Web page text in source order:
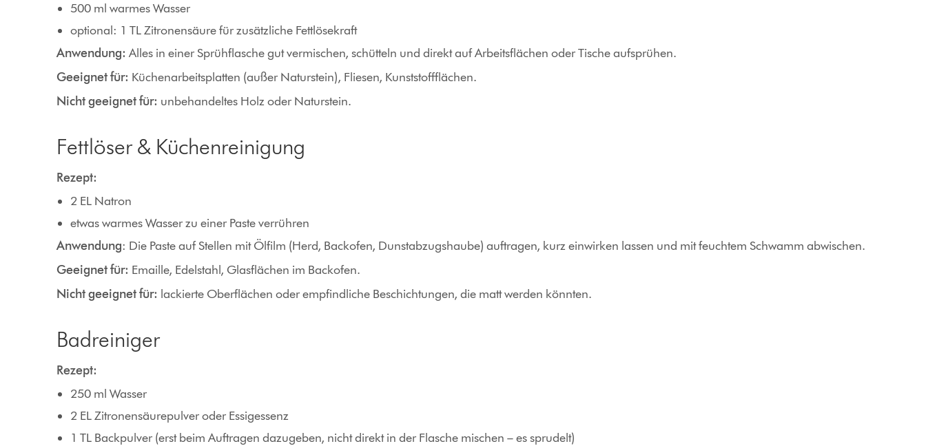
500 ml warmes Wasser
optional: 1 TL Zitronensäure für zusätzliche Fettlösekraft
Anwendung: Alles in einer Sprühflasche gut vermischen, schütteln und direkt auf Arbeitsflächen oder Tische aufsprühen.
Geeignet für: Küchenarbeitsplatten (außer Naturstein), Fliesen, Kunststoffflächen.
Nicht geeignet für: unbehandeltes Holz oder Naturstein.
Fettlöser & Küchenreinigung
Rezept:
2 EL Natron
etwas warmes Wasser zu einer Paste verrühren
Anwendung: Die Paste auf Stellen mit Ölfilm (Herd, Backofen, Dunstabzugshaube) auftragen, kurz einwirken lassen und mit feuchtem Schwamm abwischen.
Geeignet für: Emaille, Edelstahl, Glasflächen im Backofen.
Nicht geeignet für: lackierte Oberflächen oder empfindliche Beschichtungen, die matt werden könnten.
Badreiniger
Rezept:
250 ml Wasser
2 EL Zitronensäurepulver oder Essigessenz
1 TL Backpulver (erst beim Auftragen dazugeben, nicht direkt in der Flasche mischen – es sprudelt)